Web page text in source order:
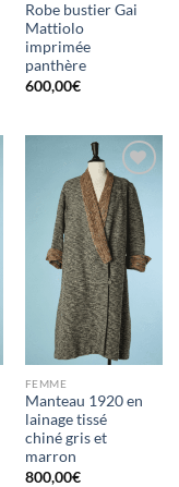
Robe bustier Gai
Mattiolo
imprimée
panthère
600,00€
Ajouter
à la liste
d'envies
FEMME
Manteau 1920 en
lainage tissé
chiné gris et
marron
800,00€